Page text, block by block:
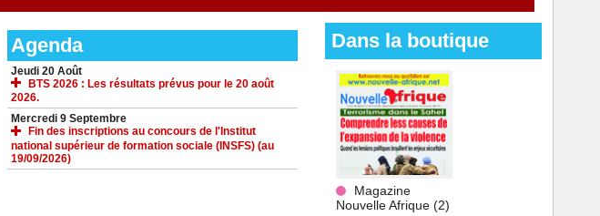
Agenda
Jeudi 20 Août
BTS 2026 : Les résultats prévus pour le 20 août
2026.
Mercredi 9 Septembre
Fin des inscriptions au concours de l'Institut
national supérieur de formation sociale (INSFS) (au
19/09/2026)
Dans la boutique
Magazine
Nouvelle Afrique (2)